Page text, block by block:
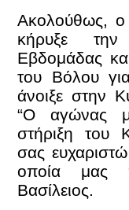
Ακολούθως, ο
κήρυξε
Εβδομάδας
του Βόλου
άνοιξε στην
“Ο αγώνας
στήριξη του
σας
οποία μας
Βασίλειος.